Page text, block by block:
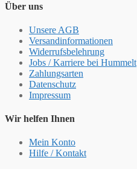
Über uns
Unsere AGB
Versandinformationen
Widerrufsbelehrung
Jobs / Karriere bei Hummelt
Zahlungsarten
Datenschutz
Impressum
Wir helfen Ihnen
Mein Konto
Hilfe / Kontakt